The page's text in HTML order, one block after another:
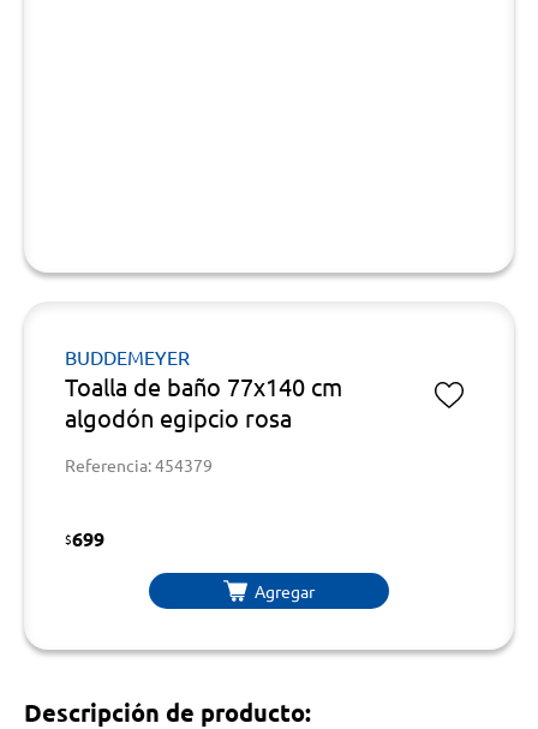
BUDDEMEYER
Toalla de baño 77x140 cm
algodón egipcio rosa
Referencia: 454379
$699
Agregar
Descripción de producto: